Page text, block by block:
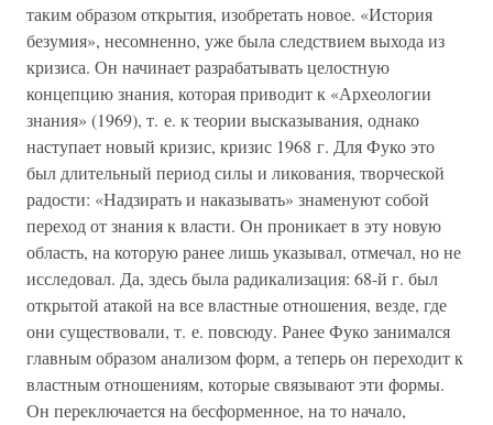
таким образом открытия, изобретать новое. «История
безумия», несомненно, уже была следствием выхода из
кризиса. Он начинает разрабатывать целостную
концепцию знания, которая приводит к «Археологии
знания» (1969), т. е. к теории высказывания, однако
наступает новый кризис, кризис 1968 г. Для Фуко это
был длительный период силы и ликования, творческой
радости: «Надзирать и наказывать» знаменуют собой
переход от знания к власти. Он проникает в эту новую
область, на которую ранее лишь указывал, отмечал, но не
исследовал. Да, здесь была радикализация: 68-й г. был
открытой атакой на все властные отношения, везде, где
они существовали, т. е. повсюду. Ранее Фуко занимался
главным образом анализом форм, а теперь он переходит к
властным отношениям, которые связывают эти формы.
Он переключается на бесформенное, на то начало,